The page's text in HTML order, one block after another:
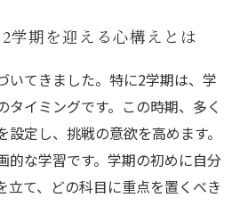
過ごすための総まとめ
学期を迎える心構えとは
いてきました。特に2学期は、学
タイミングです。この時期、多く
定し、挑戦の意欲を高めます。
的な学習です。学期の初めに自分
立て、どの科目に重点を置くべき